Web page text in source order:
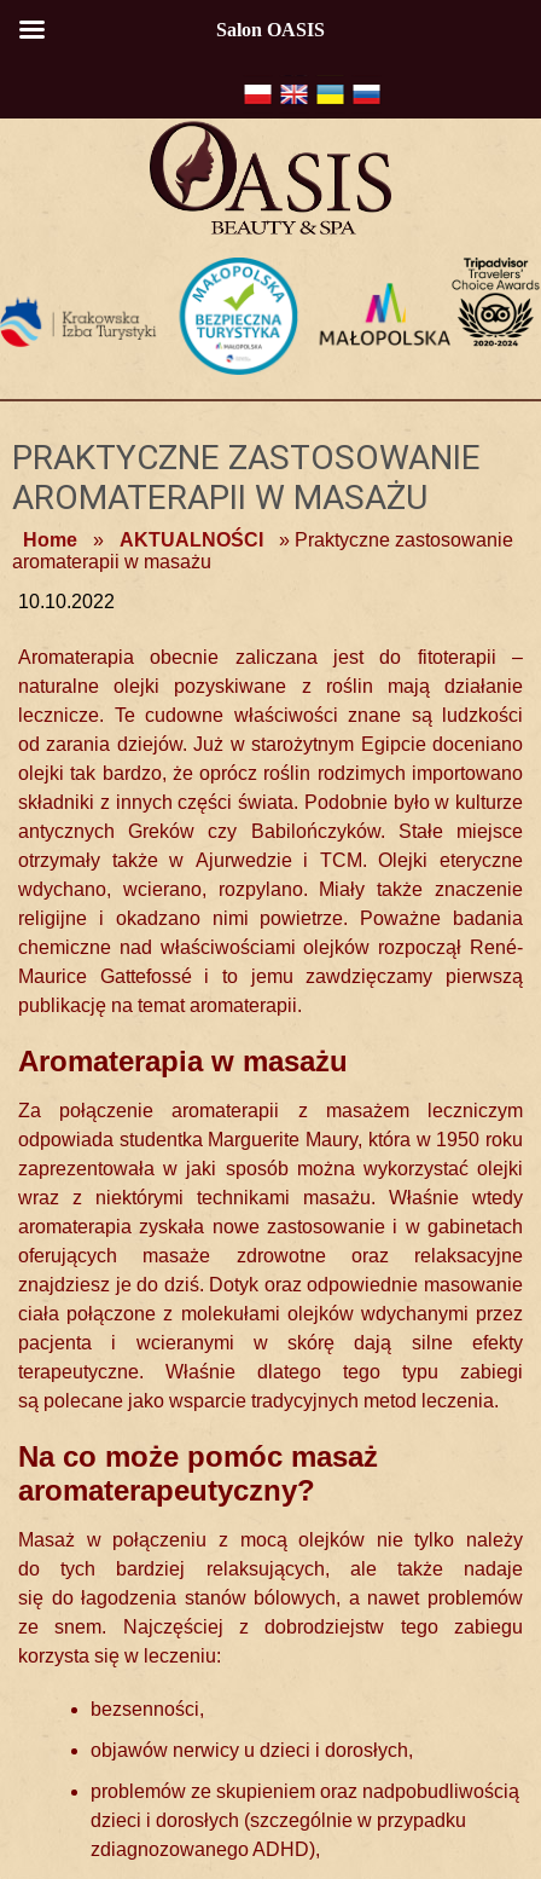
PRAKTYCZNE ZASTOSOWANIE
AROMATERAPII W MASAŻU
Home » AKTUALNOŚCI » Praktyczne zastosowanie
aromaterapii w masażu
10.10.2022
Aromaterapia obecnie zaliczana jest do fitoterapii –
naturalne olejki pozyskiwane z roślin mają działanie
lecznicze. Te cudowne właściwości znane są ludzkości
od zarania dziejów. Już w starożytnym Egipcie doceniano
olejki tak bardzo, że oprócz roślin rodzimych importowano
składniki z innych części świata. Podobnie było w kulturze
antycznych Greków czy Babilończyków. Stałe miejsce
otrzymały także w Ajurwedzie i TCM. Olejki eteryczne
wdychano, wcierano, rozpylano. Miały także znaczenie
religijne i okadzano nimi powietrze. Poważne badania
chemiczne nad właściwościami olejków rozpoczął René-
Maurice Gattefossé i to jemu zawdzięczamy pierwszą
publikację na temat aromaterapii.
Aromaterapia w masażu
Za połączenie aromaterapii z masażem leczniczym
odpowiada studentka Marguerite Maury, która w 1950 roku
zaprezentowała w jaki sposób można wykorzystać olejki
wraz z niektórymi technikami masażu. Właśnie wtedy
aromaterapia zyskała nowe zastosowanie i w gabinetach
oferujących masaże zdrowotne oraz relaksacyjne
znajdziesz je do dziś. Dotyk oraz odpowiednie masowanie
ciała połączone z molekułami olejków wdychanymi przez
pacjenta i wcieranymi w skórę dają silne efekty
terapeutyczne. Właśnie dlatego tego typu zabiegi
są polecane jako wsparcie tradycyjnych metod leczenia.
Na co może pomóc masaż
aromaterapeutyczny?
Masaż w połączeniu z mocą olejków nie tylko należy
do tych bardziej relaksujących, ale także nadaje
się do łagodzenia stanów bólowych, a nawet problemów
ze snem. Najczęściej z dobrodziejstw tego zabiegu
korzysta się w leczeniu:
bezsenności,
objawów nerwicy u dzieci i dorosłych,
problemów ze skupieniem oraz nadpobudliwością
dzieci i dorosłych (szczególnie w przypadku
zdiagnozowanego ADHD),
Salon OASIS